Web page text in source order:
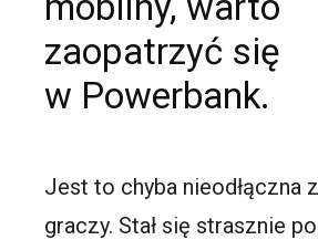
zaopatrzyć się
w Powerbank.
Jest to chyba nieodłączna
graczy. Stał się strasznie